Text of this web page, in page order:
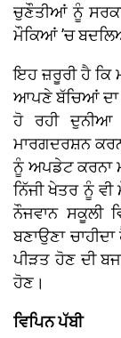
ਚੁਣੌਤੀਆਂ ਨੂੰ
ਮੌਕਿਆਂ ’ਚ
ਇਹ ਜ਼ਰੂਰੀ ਹੈ ਕਿ
ਆਪਣੇ ਬੱਚਿਆਂ ਦਾ
ਹੋ ਰਹੀ ਦੁਨੀਆ
ਮਾਰਗਦਰਸ਼ਨ
ਨੂੰ ਅਪਡੇਟ ਕਰਨਾ
ਨਿੱਜੀ ਖੇਤਰ ਨੂੰ
ਨੌਜਵਾਨ ਸਕੂਲੀ
ਬਣਾਉਣਾ
ਪੀੜਤ ਹੋਣ ਦੀ
ਹੋਣ।
ਵਿਪਿਨ ਪੱਬੀ